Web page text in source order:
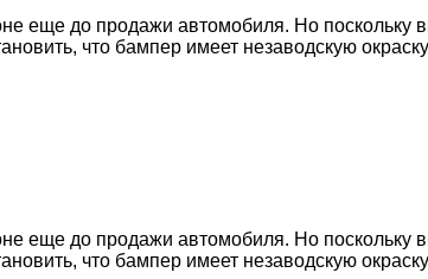
еще до продажи автомобиля. Но поскольку
что бампер имеет незаводскую
еще до продажи автомобиля. Но поскольку
что бампер имеет незаводскую